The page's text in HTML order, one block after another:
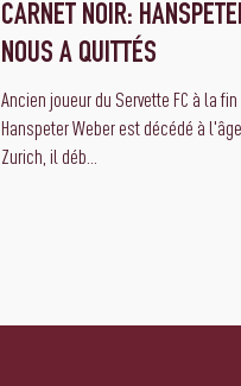
CARNET NOIR:
NOUS A QUITTÉS
Ancien joueur du Servette FC à la
Hanspeter Weber est décédé à
Zurich, il déb...